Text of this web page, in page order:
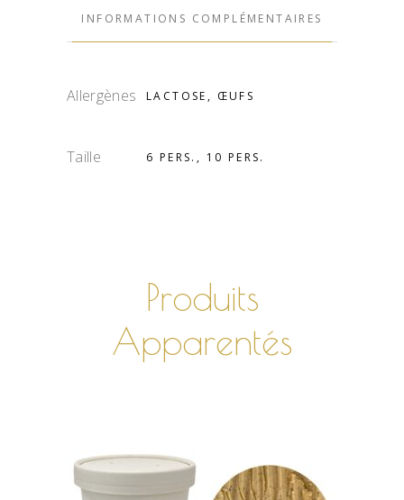
INFORMATIONS COMPLÉMENTAIRES
Allergènes LACTOSE, ŒUFS
Taille 6 PERS., 10 PERS.
Produits
Apparentés